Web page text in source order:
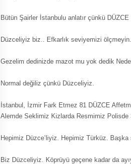
Bütün Şairler İstanbulu anlatır çünkü DÜZCE
Düzceliyiz biz.. Efkarlık seviyemizi ölçmeyin.
Gezelim dedinizde mazot mu yok dedik
Normal değiliz çünkü Düzceliyiz.
İstanbul, İzmir Fark Etmez 81 DÜZCE
Alemde Seklimiz Kizlarda Resmimiz Polisde
Hepimiz Düzce’liyiz. Hepimiz Türküz.
Biz Düzceliyiz. Köprüyü geçene kadar da